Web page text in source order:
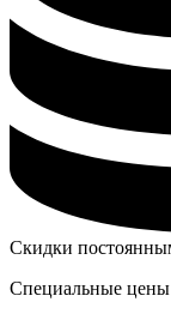
Скидки
Специальные цены